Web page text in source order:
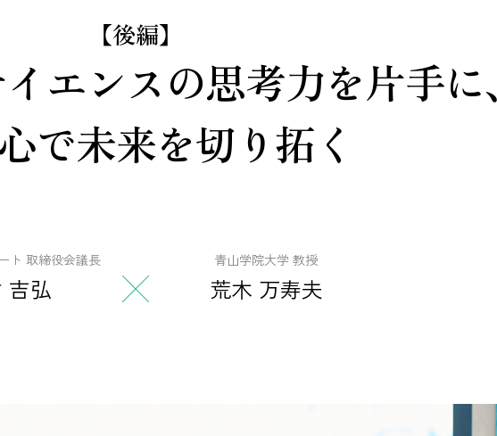
【後編】
エンスの思考力を片手に、
で未来を切り拓く
ト 取締役会議長
吉弘
青山学院大学 教授
荒木 万寿夫